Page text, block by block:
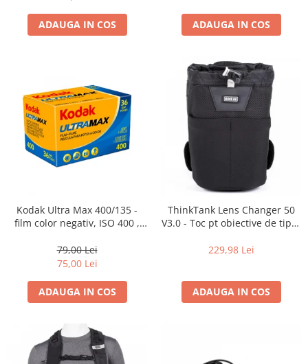
ADAUGA IN COS ADAUGA IN COS
Kodak Ultra Max 400/135 -
film color negativ, ISO 400 ,
79,00 Lei
75,00 Lei
ADAUGA IN COS
ThinkTank Lens Changer 50
V3.0 - Toc pt obiective de tipul
229,98 Lei
ADAUGA IN COS